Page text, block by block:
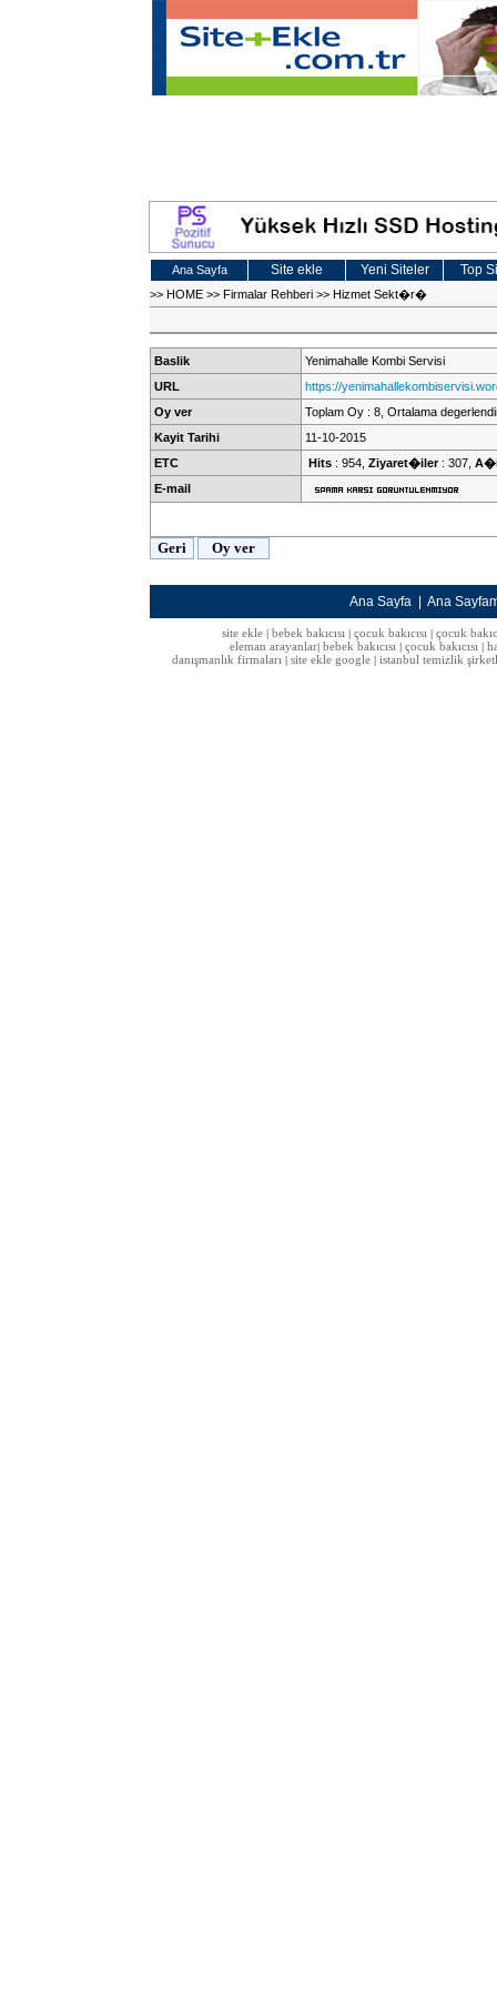
Ana Sayfa Site ekle Yeni Siteler Top
>> HOME >> Firmalar Rehberi >> Hizmet Sekt�r�
Baslik
Yenimahalle Kombi Servisi
URL
https://
Oy ver
Toplam Oy : 8, Ortalama
Kayit Tarihi
11-10-2015
ETC
Hits : 954, Ziyaret�iler: 307,
E-mail
Ana Sayfa Ana
site ekle| bebek bakıcısı| çocuk bakıcısı| çocuk
eleman arayanlar bebek bakıcısı çocuk bakıcısı
danışmanlık firmaları
site ekle google istanbul temizlik